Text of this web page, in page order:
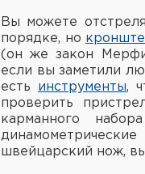
Вы можете
порядке, но
(он же закон
если вы заметили
есть инструменты,
проверить
карманного
швейцарский нож,